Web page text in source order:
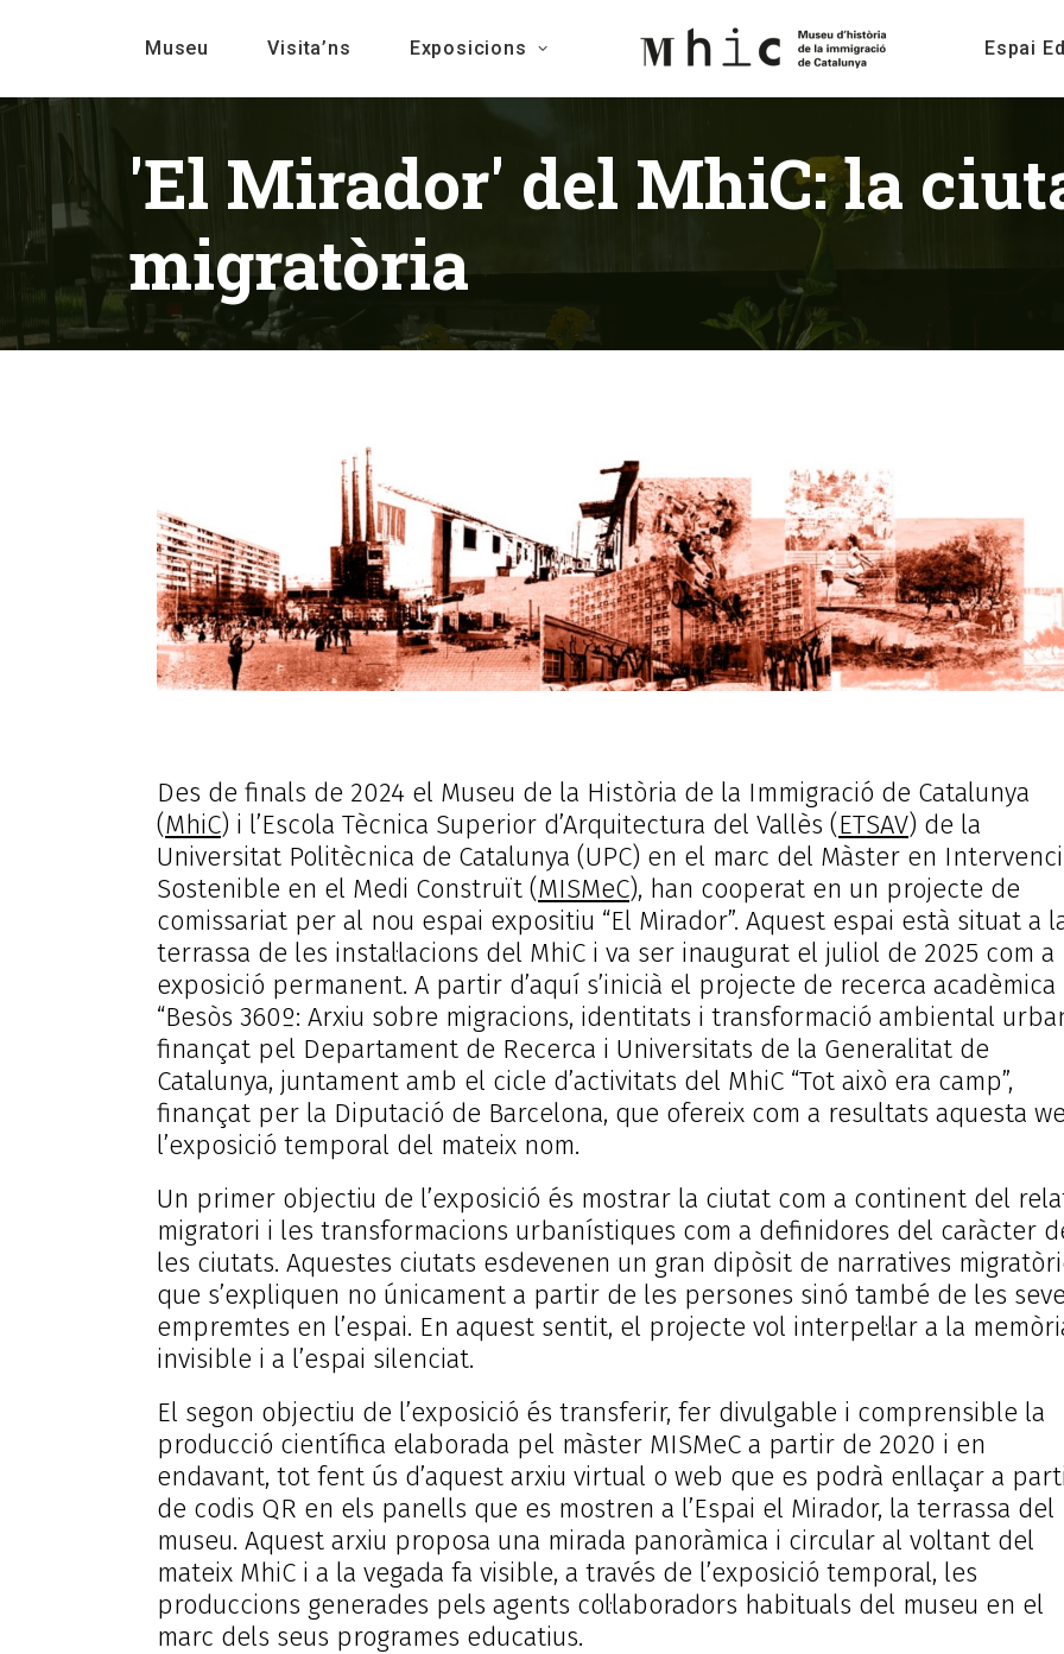
Museu Visita’ns Exposicions Espai
'El Mirador' del MhiC: la
migratòria
Des de finals de 2024 el Museu de la Història de la Immigració de Catalunya
(MhiC) i l’Escola Tècnica Superior d’Arquitectura del Vallès (ETSAV) de la
Universitat Politècnica de Catalunya (UPC) en el marc del Màster en
Sostenible en el Medi Construït (MISMeC), han cooperat en un projecte de
comissariat per al nou espai expositiu “El Mirador”. Aquest espai està situat a
terrassa de les instal·lacions del MhiC i va ser inaugurat el juliol de 2025 com a
exposició permanent. A partir d’aquí s’inicià el projecte de recerca acadèmica
“Besòs 360º: Arxiu sobre migracions, identitats i transformació ambiental
finançat pel Departament de Recerca i Universitats de la Generalitat de
Catalunya, juntament amb el cicle d’activitats del MhiC “Tot això era camp”,
finançat per la Diputació de Barcelona, que ofereix com a resultats aquesta
l’exposició temporal del mateix nom.
Un primer objectiu de l’exposició és mostrar la ciutat com a continent del
migratori i les transformacions urbanístiques com a definidores del caràcter
les ciutats. Aquestes ciutats esdevenen un gran dipòsit de narratives
que s’expliquen no únicament a partir de les persones sinó també de les
empremtes en l’espai. En aquest sentit, el projecte vol interpel·lar a la
invisible i a l’espai silenciat.
El segon objectiu de l’exposició és transferir, fer divulgable i comprensible la
producció científica elaborada pel màster MISMeC a partir de 2020 i en
endavant, tot fent ús d’aquest arxiu virtual o web que es podrà enllaçar a
de codis QR en els panells que es mostren a l’Espai el Mirador, la terrassa del
museu. Aquest arxiu proposa una mirada panoràmica i circular al voltant del
mateix MhiC i a la vegada fa visible, a través de l’exposició temporal, les
produccions generades pels agents col·laboradors habituals del museu en el
marc dels seus programes educatius.